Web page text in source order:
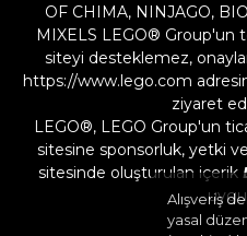
Alışveriş
yasal
OF CHIMA, NINJAGO,
MIXELS LEGO® Group'un
siteyi desteklemez,
https://www.lego.com
ziyaret
LEGO®, LEGO Group'un
sitesine sponsorluk, yetki
sitesinde oluşturulan içerik